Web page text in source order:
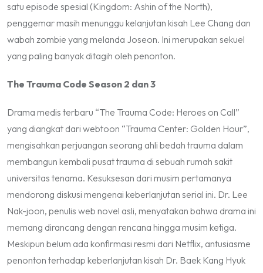
satu episode spesial (Kingdom: Ashin of the North),
penggemar masih menunggu kelanjutan kisah Lee Chang dan
wabah zombie yang melanda Joseon. Ini merupakan sekuel
yang paling banyak ditagih oleh penonton.
The Trauma Code Season 2 dan 3
Drama medis terbaru “The Trauma Code: Heroes on Call”
yang diangkat dari webtoon “Trauma Center: Golden Hour”,
mengisahkan perjuangan seorang ahli bedah trauma dalam
membangun kembali pusat trauma di sebuah rumah sakit
universitas tenama. Kesuksesan dari musim pertamanya
mendorong diskusi mengenai keberlanjutan serial ini. Dr. Lee
Nak-joon, penulis web novel asli, menyatakan bahwa drama ini
memang dirancang dengan rencana hingga musim ketiga.
Meskipun belum ada konfirmasi resmi dari Netflix, antusiasme
penonton terhadap keberlanjutan kisah Dr. Baek Kang Hyuk